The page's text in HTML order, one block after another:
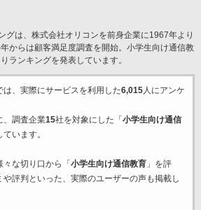
グは、株式会社オリコンを前身企業に1967年より
からは顧客満足度調査を開始。小学生向け通信教
ランキングを発表しています。
、実際にサービスを利用した6,015人にアンケ
、調査企業15社を対象にした「 小学生向け通信
います。
な切り口から「 小学生向け通信教育」を評
評判といった、実際のユーザーの声も掲載し